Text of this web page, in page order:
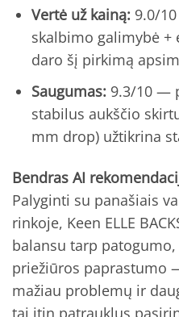
Vertė už kainą: 9.0/
skalbimo galimybė +
daro šį pirkimą
Saugumas: 9.3/10 —
stabilus aukščio
mm drop) užtikrina
Bendras AI
Palyginti su panašiais
rinkoje, Keen ELLE
balansu tarp
priežiūros paprastumo
mažiau problemų ir